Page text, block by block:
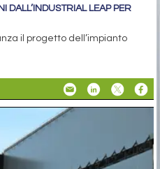
DALL’INDUSTRIAL LEAP PER
il progetto dell’impianto